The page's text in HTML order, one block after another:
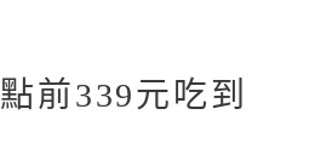
前339元吃到